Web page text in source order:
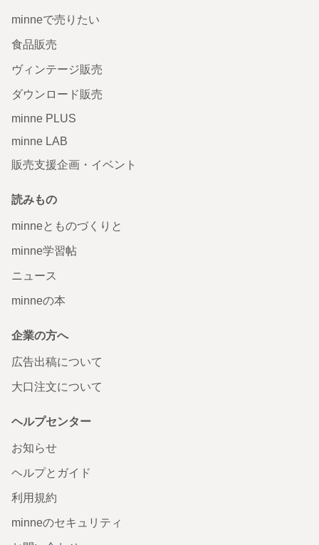
minneで売りたい
食品販売
ヴィンテージ販売
ダウンロード販売
minne PLUS
minne LAB
販売支援企画・イベント
読みもの
minneとものづくりと
minne学習帖
ニュース
minneの本
企業の方へ
広告出稿について
大口注文について
ヘルプセンター
お知らせ
ヘルプとガイド
利用規約
minneのセキュリティ